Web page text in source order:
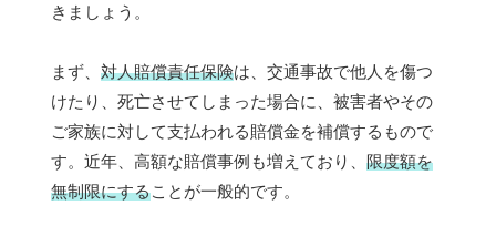
きましょう。
まず、 対人賠償責任保険は、交通事故で他人を傷つ
けたり、死亡させてしまった場合に、被害者やその
ご家族に対して支払われる賠償金を補償するもので
す。近年、高額な賠償事例も増えており、 限度額を
無制限にすることが一般的です。